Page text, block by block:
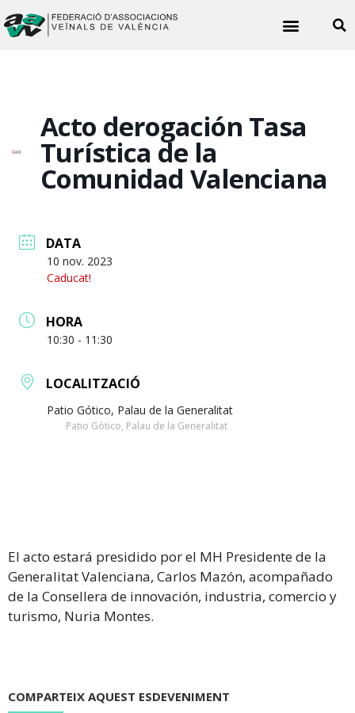
Acto derogación Tasa
Turística de la
Comunidad Valenciana
DATA
10 nov. 2023
Caducat!
HORA
10:30 - 11:30
LOCALITZACIÓ
Patio Gótico, Palau de la Generalitat
Patio Gótico, Palau de la Generalitat
El acto estará presidido por el MH Presidente de la
Generalitat Valenciana, Carlos Mazón, acompañado
de la Consellera de innovación, industria, comercio y
turismo, Nuria Montes.
COMPARTEIX AQUEST ESDEVENIMENT